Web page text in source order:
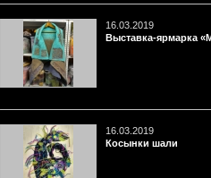
16.03.2019
Выставка-ярмарка
16.03.2019
Косынки шали